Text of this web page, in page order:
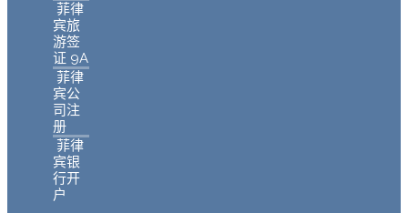
菲律
宾旅
游签
证 9A
菲律
宾公
司注
册
菲律
宾银
行开
户